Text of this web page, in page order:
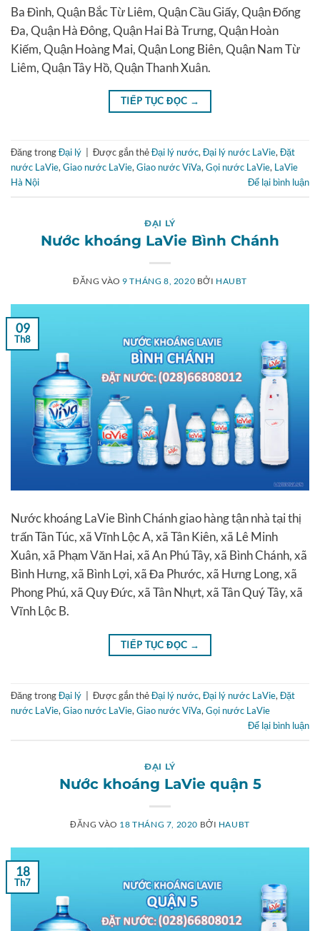
Ba Đình, Quận Bắc Từ Liêm, Quận Cầu Giấy, Quận Đống
Đa, Quận Hà Đông, Quận Hai Bà Trưng, Quận Hoàn
Kiếm, Quận Hoàng Mai, Quận Long Biên, Quận Nam Từ
Liêm, Quận Tây Hồ, Quận Thanh Xuân.
TIẾP TỤC ĐỌC →
Đăng trongĐại lý Được gắn thẻĐại lý nước,Đại lý nước LaVie,Đặt
nước LaVie,Giao nước LaVie,Giao nước ViVa,Gọi nước LaVie, LaVie
Hà Nội
Để lại bình luận
ĐẠI LÝ
Nước khoáng LaVie Bình Chánh
ĐĂNG VÀO 9 THÁNG 8, 2020 BỞI HAUBT
09
Th8
Nước khoáng LaVie Bình Chánh giao hàng tận nhà tại thị
trấn Tân Túc, xã Vĩnh Lộc A, xã Tân Kiên, xã Lê Minh
Xuân, xã Phạm Văn Hai, xã An Phú Tây, xã Bình Chánh, xã
Bình Hưng, xã Bình Lợi, xã Đa Phước, xã Hưng Long, xã
Phong Phú, xã Quy Đức, xã Tân Nhựt, xã Tân Quý Tây, xã
Vĩnh Lộc B.
TIẾP TỤC ĐỌC →
Đăng trongĐại lý Được gắn thẻĐại lý nước,Đại lý nước LaVie,Đặt
nước LaVie,Giao nước LaVie,Giao nước ViVa,Gọi nước LaVie
Để lại bình luận
ĐẠI LÝ
Nước khoáng LaVie quận 5
ĐĂNG VÀO 18 THÁNG 7, 2020 BỞI HAUBT
18
Th7